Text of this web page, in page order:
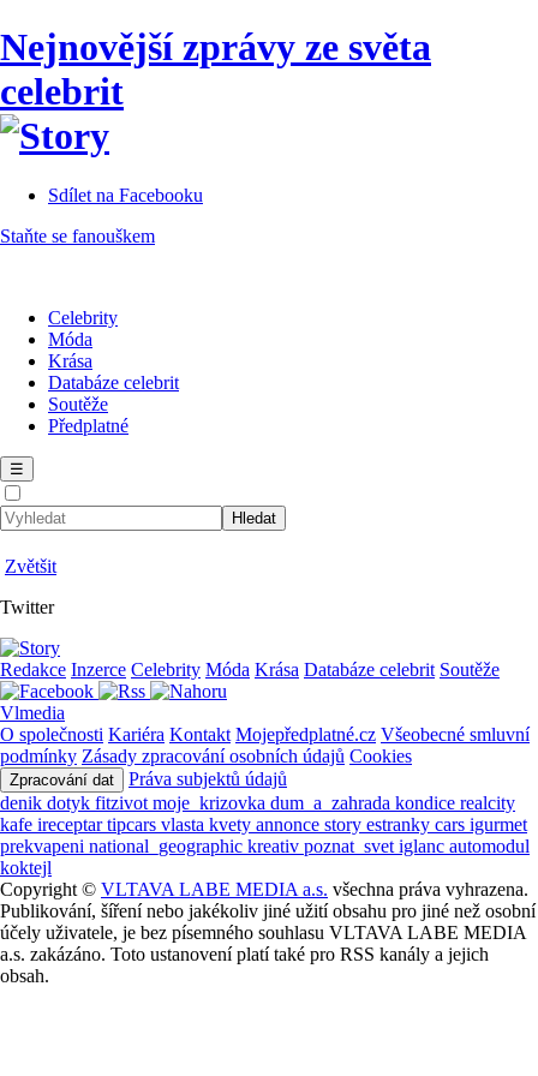
Nejnovější zprávy ze světa
celebrit
Sdílet na Facebooku
Staňte se fanouškem
Celebrity
Móda
Krása
Databáze celebrit
Soutěže
Předplatné
☰
Zvětšit
Twitter
Redakce Inzerce Celebrity Móda Krása Databáze celebrit Soutěže
Vlmedia
O společnosti Kariéra Kontakt Mojepředplatné.cz Všeobecné smluvní
podmínky Zásady zpracování osobních údajů Cookies
Zpracování dat
Práva subjektů údajů
denik dotyk fitzivot moje_krizovka dum_a_zahrada kondice realcity
kafe ireceptartipcars vlasta kvety annonce story estranky cars igurmet
prekvapeni national_geographic kreativ poznat_svet iglanc automodul
koktejl
Copyright © VLTAVA LABE MEDIA a.s. všechna práva vyhrazena.
Publikování, šíření nebo jakékoliv jiné užití obsahu pro jiné než osobní
účely uživatele, je bez písemného souhlasu VLTAVA LABE MEDIA
a.s. zakázáno. Toto ustanovení platí také pro RSS kanály a jejich
obsah.